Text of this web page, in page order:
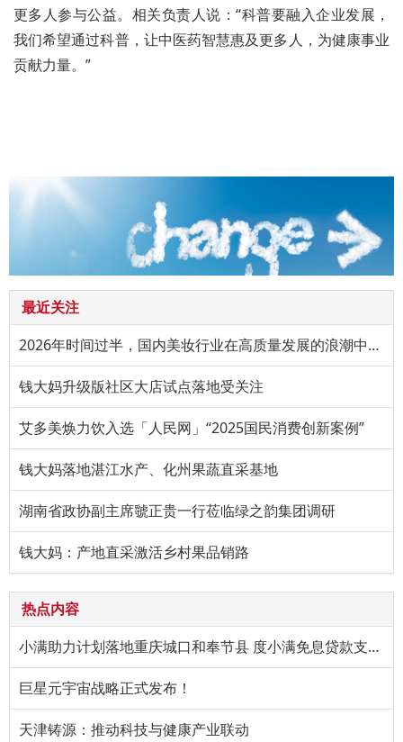
更多人参与公益。相关负责人说：“科普要融入企业发展，
我们希望通过科普，让中医药智慧惠及更多人，为健康事业
贡献力量。”
最近关注
2026年时间过半，国内美妆行业在高质量发展的浪潮中持续进阶。
钱大妈升级版社区大店试点落地受关注
艾多美焕力饮入选「人民网」“2025国民消费创新案例”
钱大妈落地湛江水产、化州果蔬直采基地
湖南省政协副主席虢正贵一行莅临绿之韵集团调研
钱大妈：产地直采激活乡村果品销路
热点内容
小满助力计划落地重庆城口和奉节县 度小满免息贷款支持特色产
巨星元宇宙战略正式发布！
天津铸源：推动科技与健康产业联动